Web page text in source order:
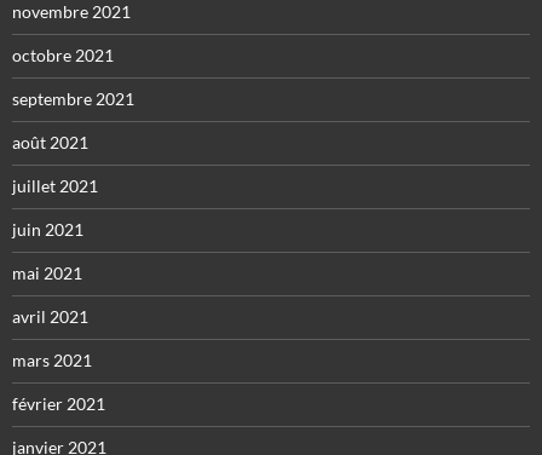
novembre 2021
octobre 2021
septembre 2021
août 2021
juillet 2021
juin 2021
mai 2021
avril 2021
mars 2021
février 2021
janvier 2021